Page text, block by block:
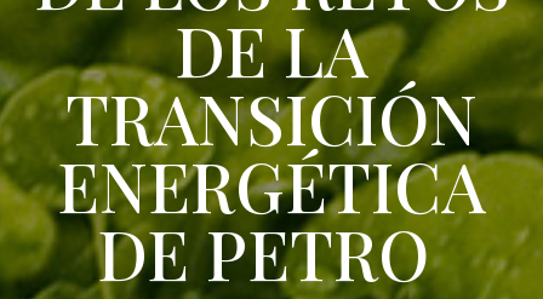
DE LA
TRANSICIÓN
ENERGÉTICA
DE PETRO